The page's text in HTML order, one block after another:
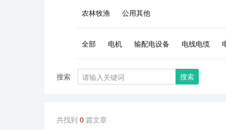
农林牧渔
公用其他
全部 电机 输配电设备 电线电缆
搜索 搜索
共找到 0 篇文章